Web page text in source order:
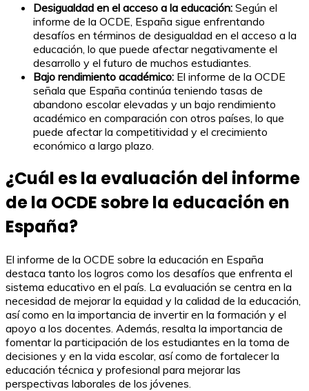
Desigualdad en el acceso a la educación: Según el
informe de la OCDE, España sigue enfrentando
desafíos en términos de desigualdad en el acceso a la
educación, lo que puede afectar negativamente el
desarrollo y el futuro de muchos estudiantes.
Bajo rendimiento académico: El informe de la OCDE
señala que España continúa teniendo tasas de
abandono escolar elevadas y un bajo rendimiento
académico en comparación con otros países, lo que
puede afectar la competitividad y el crecimiento
económico a largo plazo.
¿Cuál es la evaluación del informe
de la OCDE sobre la educación en
España?
El informe de la OCDE sobre la educación en España
destaca tanto los logros como los desafíos que enfrenta el
sistema educativo en el país. La evaluación se centra en la
necesidad de mejorar la equidad y la calidad de la educación,
así como en la importancia de invertir en la formación y el
apoyo a los docentes. Además, resalta la importancia de
fomentar la participación de los estudiantes en la toma de
decisiones y en la vida escolar, así como de fortalecer la
educación técnica y profesional para mejorar las
perspectivas laborales de los jóvenes.